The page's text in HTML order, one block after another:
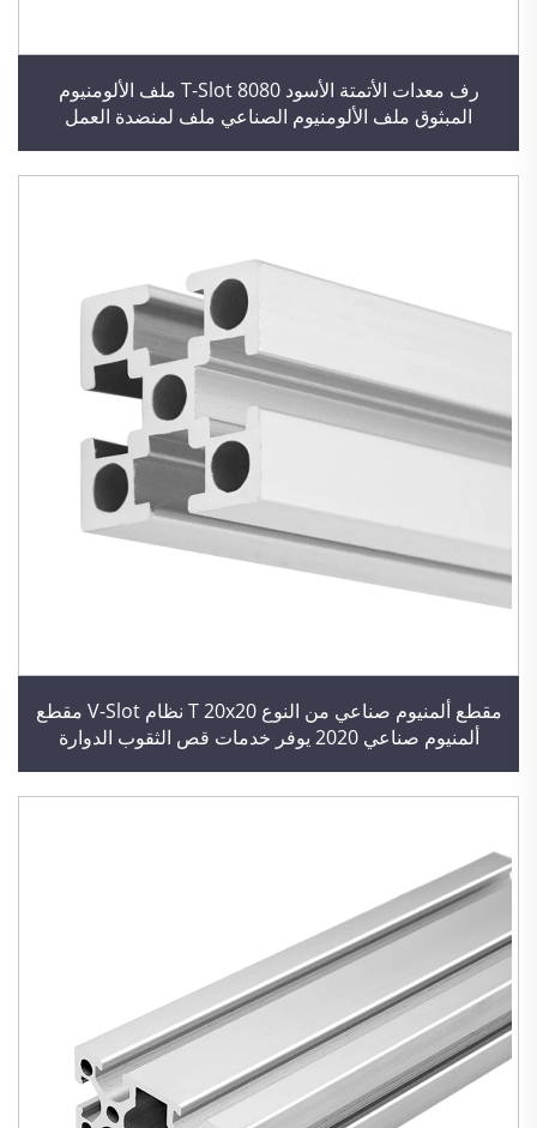
رف معدات الأتمتة الأسود T-Slot 8080 ملف الألومنيوم
المبثوق ملف الألومنيوم الصناعي ملف لمنضدة العمل
مقطع ألمنيوم صناعي من النوع T 20x20 نظام V-Slot مقطع
ألمنيوم صناعي 2020 يوفر خدمات قص الثقوب الدوارة